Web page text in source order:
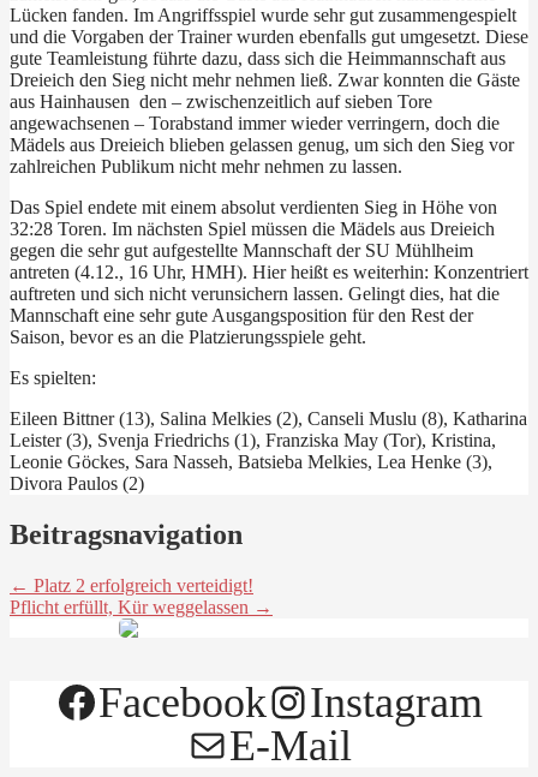
Lücken fanden. Im Angriffsspiel wurde sehr gut zusammengespielt
und die Vorgaben der Trainer wurden ebenfalls gut umgesetzt. Diese
gute Teamleistung führte dazu, dass sich die Heimmannschaft aus
Dreieich den Sieg nicht mehr nehmen ließ. Zwar konnten die Gäste
aus Hainhausen den – zwischenzeitlich auf sieben Tore
angewachsenen – Torabstand immer wieder verringern, doch die
Mädels aus Dreieich blieben gelassen genug, um sich den Sieg vor
zahlreichen Publikum nicht mehr nehmen zu lassen.
Das Spiel endete mit einem absolut verdienten Sieg in Höhe von
32:28 Toren. Im nächsten Spiel müssen die Mädels aus Dreieich
gegen die sehr gut aufgestellte Mannschaft der SU Mühlheim
antreten (4.12., 16 Uhr, HMH). Hier heißt es weiterhin: Konzentriert
auftreten und sich nicht verunsichern lassen. Gelingt dies, hat die
Mannschaft eine sehr gute Ausgangsposition für den Rest der
Saison, bevor es an die Platzierungsspiele geht.
Es spielten:
Eileen Bittner (13), Salina Melkies (2), Canseli Muslu (8), Katharina
Leister (3), Svenja Friedrichs (1), Franziska May (Tor), Kristina,
Leonie Göckes, Sara Nasseh, Batsieba Melkies, Lea Henke (3),
Divora Paulos (2)
Beitragsnavigation
← Platz 2 erfolgreich verteidigt!
Pflicht erfüllt, Kür weggelassen →
Facebook
Instagram
E-Mail